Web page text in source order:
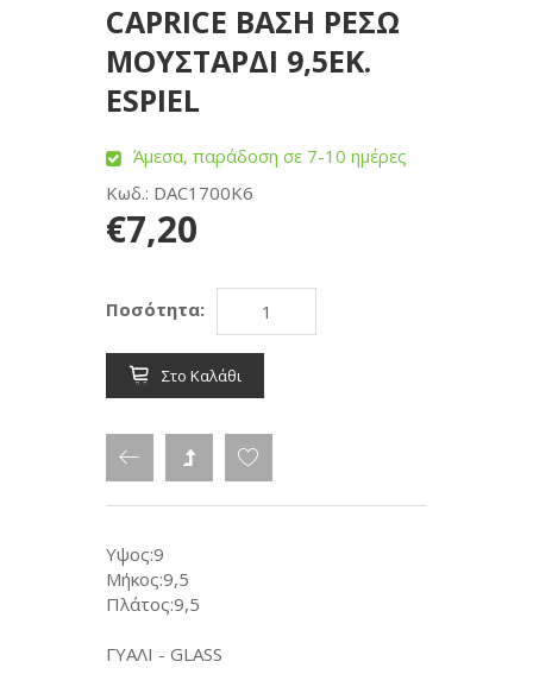
CAPRICE ΒΑΣΗ ΡΕΣΩ
ΜΟΥΣΤΑΡΔΙ 9,5ΕΚ.
ESPIEL
Άμεσα, παράδοση σε 7-10 ημέρες
Κωδ.: DAC1700K6
€7,20
Ποσότητα:
Στο Καλάθι
Υψος:9
Μήκος:9,5
Πλάτος:9,5
ΓΥΑΛΙ - GLASS